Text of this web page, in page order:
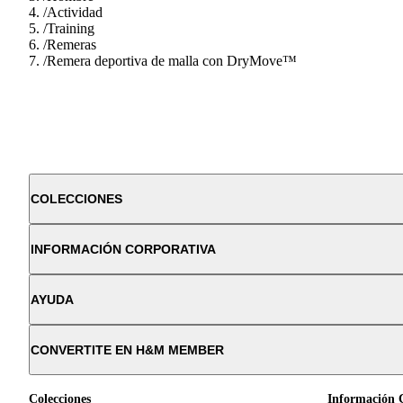
/Actividad
/Training
/Remeras
/Remera deportiva de malla con DryMove™
COLECCIONES
INFORMACIÓN CORPORATIVA
AYUDA
CONVERTITE EN H&M MEMBER
Colecciones Información